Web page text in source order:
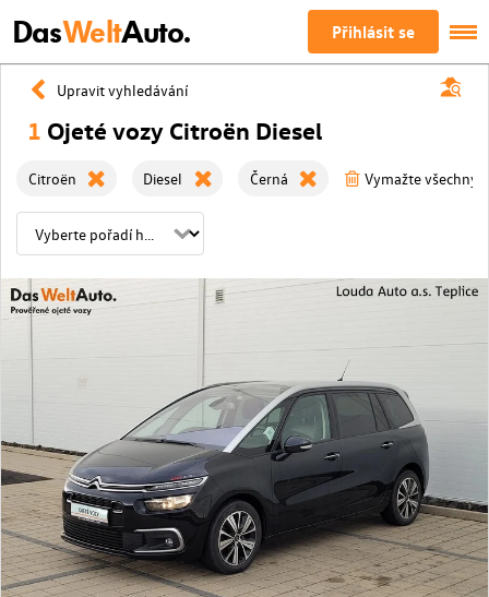
DasWeltAuto. Přihlásit se
Upravit vyhledávání
1 Ojeté vozy Citroën Diesel
Citroën Diesel Černá Vymažte všechny